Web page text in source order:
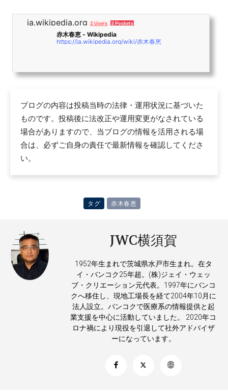
ja.wikipedia.org 2 Users 3 Pockets
赤木春恵 - Wikipedia
https://ja.wikipedia.org/wiki/赤木春恵
ブログの内容は投稿当時の法律・運用状況に基づいた
ものです。投稿後に法改正や運用変更がなされている
場合がありますので、当ブログの情報を活用される場
合は、必ずご自身の責任で最新情報を確認してくださ
い。
タグ 赤木春恵
JWC横須賀
1952年生まれで茨城県水戸市生まれ。在タ
イ・バンコク25年超。(株)ジェイ・ウェッ
ブ・クリエーション元代表。1997年にバンコ
クへ移住し、現地工場長を経て2004年10月に
法人設立。バンコクで医療系の情報提供と起
業支援を中心に活動していました。 2020年コ
ロナ禍により現役を引退して社外アドバイザ
ーになっています。